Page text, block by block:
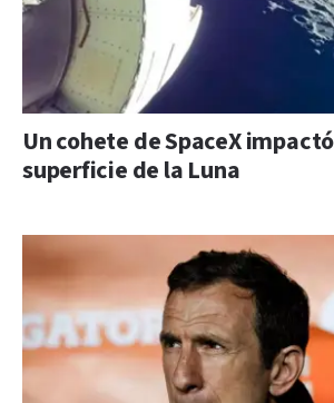
Un cohete de SpaceX
superficie de la Luna